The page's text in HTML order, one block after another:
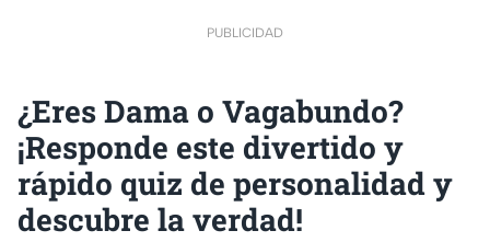
PUBLICIDAD
¿Eres Dama o Vagabundo?
¡Responde este divertido y
rápido quiz de personalidad y
descubre la verdad!